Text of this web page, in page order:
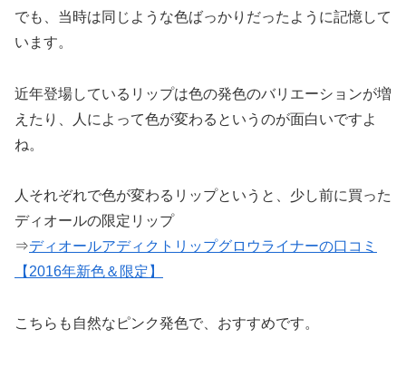
でも、当時は同じような色ばっかりだったように記憶して
います。
近年登場しているリップは色の発色のバリエーションが増
えたり、人によって色が変わるというのが面白いですよ
ね。
人それぞれで色が変わるリップというと、少し前に買った
ディオールの限定リップ
⇒ディオールアディクトリップグロウライナーの口コミ
【2016年新色＆限定】
こちらも自然なピンク発色で、おすすめです。